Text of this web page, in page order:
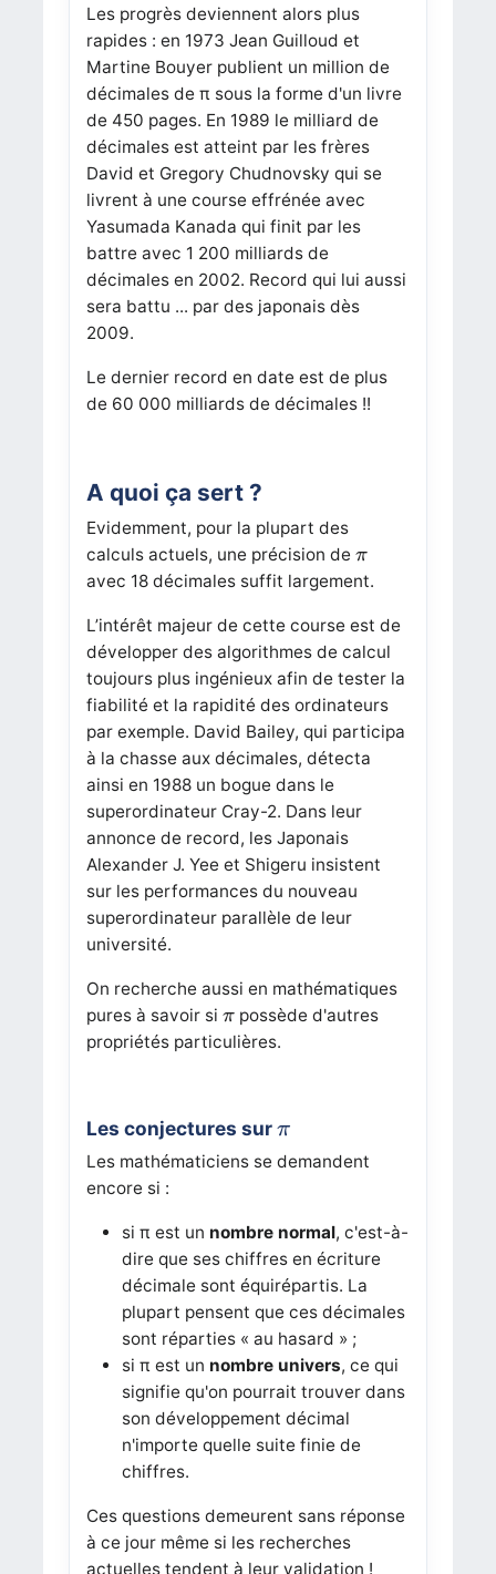
Les progrès deviennent alors plus
rapides : en 1973 Jean Guilloud et
Martine Bouyer publient un million de
décimales de π sous la forme d'un livre
de 450 pages. En 1989 le milliard de
décimales est atteint par les frères
David et Gregory Chudnovsky qui se
livrent à une course effrénée avec
Yasumada Kanada qui finit par les
battre avec 1 200 milliards de
décimales en 2002. Record qui lui aussi
sera battu ... par des japonais dès
2009.
Le dernier record en date est de plus
de 60 000 milliards de décimales !!
A quoi ça sert ?
Evidemment, pour la plupart des
calculs actuels, une précision de π
π
avec 18 décimales suffit largement.
L’intérêt majeur de cette course est de
développer des algorithmes de calcul
toujours plus ingénieux afin de tester la
fiabilité et la rapidité des ordinateurs
par exemple. David Bailey, qui participa
à la chasse aux décimales, détecta
ainsi en 1988 un bogue dans le
superordinateur Cray-2. Dans leur
annonce de record, les Japonais
Alexander J. Yee et Shigeru insistent
sur les performances du nouveau
superordinateur parallèle de leur
université.
On recherche aussi en mathématiques
pures à savoir si π
πpossède d'autres
propriétés particulières.
Les conjectures sur π
π
Les mathématiciens se demandent
encore si :
si π est un nombre normal, c'est-à-
dire que ses chiffres en écriture
décimale sont équirépartis. La
plupart pensent que ces décimales
sont réparties « au hasard » ;
si π est un nombre univers, ce qui
signifie qu'on pourrait trouver dans
son développement décimal
n'importe quelle suite finie de
chiffres.
Ces questions demeurent sans réponse
à ce jour même si les recherches
actuelles tendent à leur validation !